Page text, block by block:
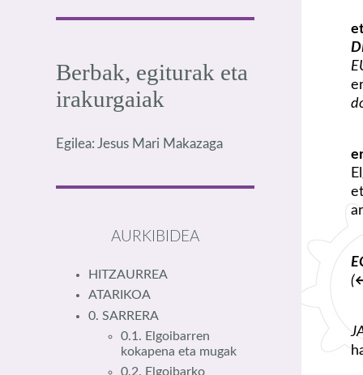
Berbak, egiturak eta
irakurgaiak
Egilea: Jesus Mari Makazaga
AURKIBIDEA
HITZAURREA
ATARIKOA
0. SARRERA
0.1. Elgoibarren
kokapena eta mugak
0.2. Elgoibarko
(